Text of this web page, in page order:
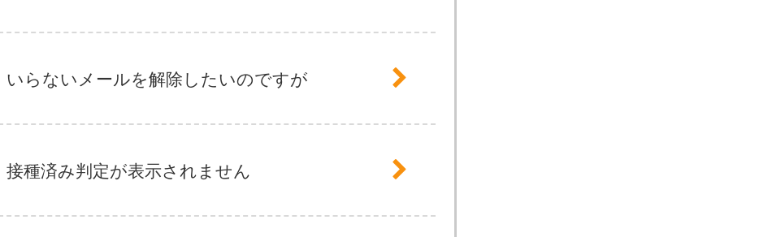
いらないメールを解除したいのですが
接種済み判定が表示されません